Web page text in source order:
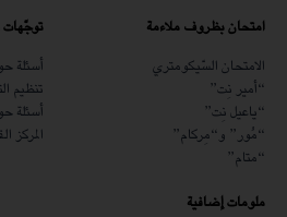
امتحان بظروف ملاءمة
الامتحان السّيكومتري
“أمير نِت”
“ياعيل نِت”
“مُور” و“مِركام”
“متام”
أسئلة
تنظيم
أسئلة
المركز
ملومات إضافية